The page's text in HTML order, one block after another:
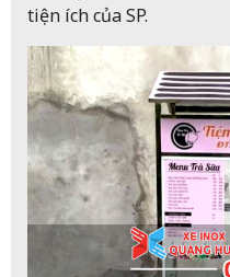
tiện ích của SP.